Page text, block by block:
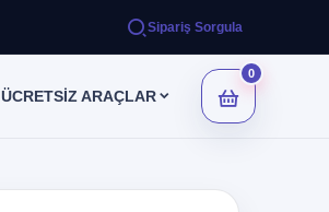
Sipariş Sorgula
ÜCRETSİZ ARAÇLAR
0